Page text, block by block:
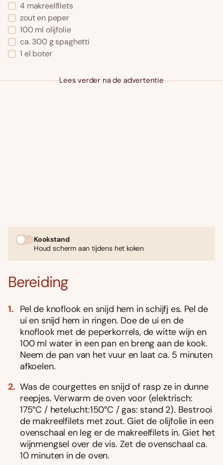
4 makreelfilets
zout en peper
100 ml olijfolie
ca. 300 g spaghetti
1 el boter
Lees verder na de advertentie
Kookstand
Houd scherm aan tijdens het koken
Bereiding
Pel de knoflook en snijd hem in schijfj es. Pel de
ui en snijd hem in ringen. Doe de ui en de
knoflook met de peperkorrels, de witte wijn en
100 ml water in een pan en breng aan de kook.
Neem de pan van het vuur en laat ca. 5 minuten
afkoelen.
Was de courgettes en snijd of rasp ze in dunne
reepjes. Verwarm de oven voor (elektrisch:
175°C / hetelucht:150°C / gas: stand 2). Bestrooi
de makreelfilets met zout. Giet de olijfolie in een
ovenschaal en leg er de makreelfilets in. Giet het
wijnmengsel over de vis. Zet de ovenschaal ca.
10 minuten in de oven.